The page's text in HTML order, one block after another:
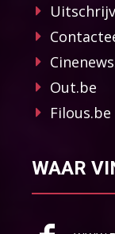
Out.be
Filous.be
WAAR